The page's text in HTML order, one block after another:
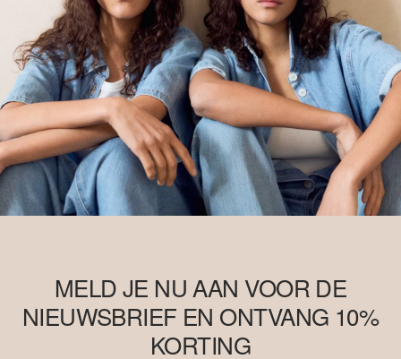
MELD JE NU AAN VOOR DE
NIEUWSBRIEF EN ONTVANG 10%
KORTING